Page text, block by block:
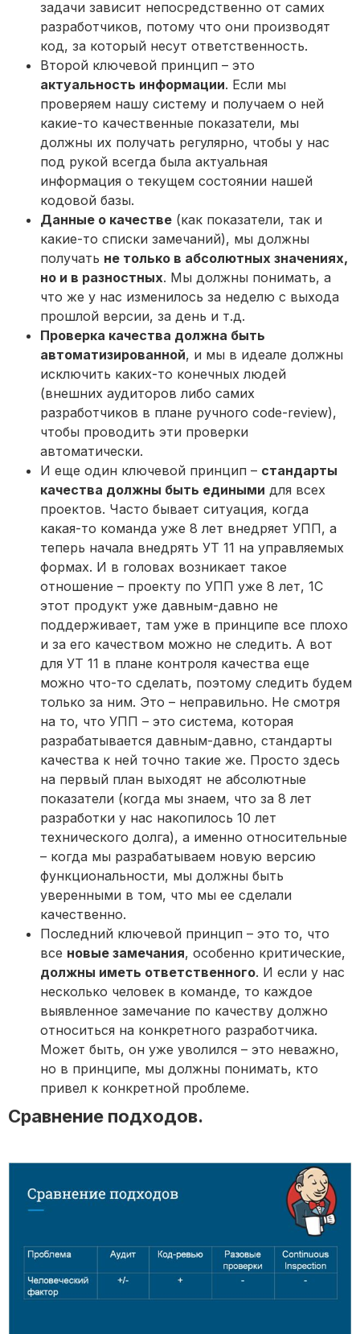
задачи зависит непосредственно от самих
разработчиков, потому что они производят
код, за который несут ответственность.
Второй ключевой принцип – это
актуальность информации. Если мы
проверяем нашу систему и получаем о ней
какие-то качественные показатели, мы
должны их получать регулярно, чтобы у нас
под рукой всегда была актуальная
информация о текущем состоянии нашей
кодовой базы.
Данные о качестве (как показатели, так и
какие-то списки замечаний), мы должны
получать не только в абсолютных значениях,
но и в разностных. Мы должны понимать, а
что же у нас изменилось за неделю с выхода
прошлой версии, за день и т.д.
Проверка качества должна быть
автоматизированной, и мы в идеале должны
исключить каких-то конечных людей
(внешних аудиторов либо самих
разработчиков в плане ручного code-review),
чтобы проводить эти проверки
автоматически.
И еще один ключевой принцип – стандарты
качества должны быть едиными для всех
проектов. Часто бывает ситуация, когда
какая-то команда уже 8 лет внедряет УПП, а
теперь начала внедрять УТ 11 на управляемых
формах. И в головах возникает такое
отношение – проекту по УПП уже 8 лет, 1С
этот продукт уже давным-давно не
поддерживает, там уже в принципе все плохо
и за его качеством можно не следить. А вот
для УТ 11 в плане контроля качества еще
можно что-то сделать, поэтому следить будем
только за ним. Это – неправильно. Не смотря
на то, что УПП – это система, которая
разрабатывается давным-давно, стандарты
качества к ней точно такие же. Просто здесь
на первый план выходят не абсолютные
показатели (когда мы знаем, что за 8 лет
разработки у нас накопилось 10 лет
технического долга), а именно относительные
– когда мы разрабатываем новую версию
функциональности, мы должны быть
уверенными в том, что мы ее сделали
качественно.
Последний ключевой принцип – это то, что
все новые замечания, особенно критические,
должны иметь ответственного. И если у нас
несколько человек в команде, то каждое
выявленное замечание по качеству должно
относиться на конкретного разработчика.
Может быть, он уже уволился – это неважно,
но в принципе, мы должны понимать, кто
привел к конкретной проблеме.
Сравнение подходов.